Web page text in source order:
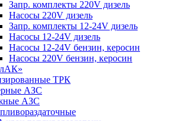
Запр. комплекты 220V дизель
Насосы 220V дизель
Запр. комплекты 12-24V дизель
Насосы 12-24V дизель
Насосы 12-24V бензин, керосин
Насосы 220V бензин, керосин
ТРК
АЗС
АЗС